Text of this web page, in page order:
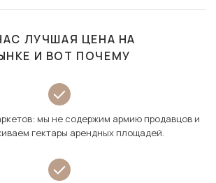
ЛУЧШАЯ ЦЕНА НА
И ВОТ ПОЧЕМУ
мы не содержим армию продавцов и
гектары арендных площадей.